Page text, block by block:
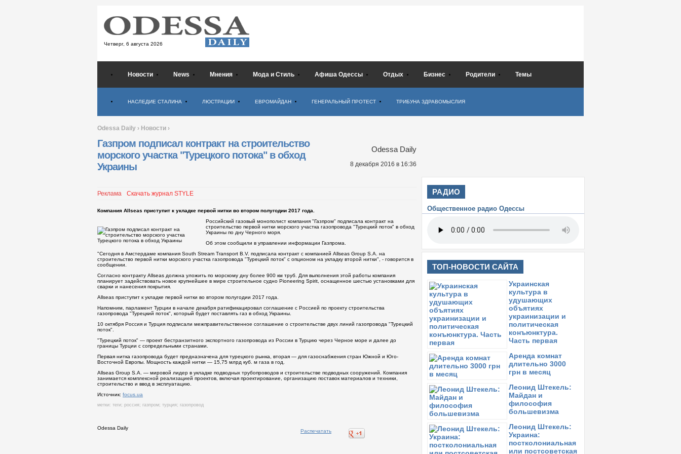
Четверг, 6 августа 2026
Новости News Мнения Мода и Стиль Афиша Одессы Отдых Бизнес Родители Темы
НАСЛЕДИЕ СТАЛИНА ЛЮСТРАЦИИ ЕВРОМАЙДАН ГЕНЕРАЛЬНЫЙ ПРОТЕСТ ТРИБУНА ЗДРАВОМЫСЛИЯ
Odessa Daily › Новости ›
Газпром подписал контракт на строительство
морского участка "Турецкого потока" в обход
Украины
Odessa Daily
8 декабря 2016 в 16:36
Реклама Скачать журнал STYLE
Компания Allseas приступит к укладке первой нитки во втором полугодии 2017 года.
Российский газовый монополист компания "Газпром" подписала контракт на
строительство первой нитки морского участка газопровода "Турецкий поток" в обход
Украины по дну Черного моря.
Об этом сообщили в управлении информации Газпрома.
"Сегодня в Амстердаме компания South Stream Transport B.V. подписала контракт с компанией Allseas Group S.A. на
строительство первой нитки морского участка газопровода "Турецкий поток" с опционом на укладку второй нитки", - говорится в
сообщении.
Согласно контракту Allseas должна уложить по морскому дну более 900 км труб. Для выполнения этой работы компания
планирует задействовать новое крупнейшее в мире строительное судно Pioneering Spirit, оснащенное шестью установками для
сварки и нанесения покрытия.
Allseas приступит к укладке первой нитки во втором полугодии 2017 года.
Напомним, парламент Турции в начале декабря ратификацировал соглашение с Россией по проекту строительства
газопровода "Турецкий поток", который будет поставлять газ в обход Украины.
10 октября Россия и Турция подписали межправительственное соглашение о строительстве двух линий газопровода "Турецкий
поток".
"Турецкий поток" — проект бестранзитного экспортного газопровода из России в Турцию через Черное море и далее до
границы Турции с сопредельными странами.
Первая нитка газопровода будет предназначена для турецкого рынка, вторая — для газоснабжения стран Южной и Юго-
Восточной Европы. Мощность каждой нитки — 15,75 млрд куб. м газа в год.
Allseas Group S.A. — мировой лидер в укладке подводных трубопроводов и строительстве подводных сооружений. Компания
занимается комплексной реализацией проектов, включая проектирование, организацию поставок материалов и техники,
строительство и ввод в эксплуатацию.
Источник: focus.ua
метки: теги; россия ; газпром; турция ; газопровод
Odessa Daily
РАДИО
Общественное радио Одессы
ТОП-НОВОСТИ САЙТА
Украинская
культура в
удушающих
объятиях
украинизации и
политическая
конъюнктура.
Часть первая
Аренда комнат
длительно 3000
грн в месяц
Леонид Штекель:
Майдан и
философия
большевизма
Леонид Штекель:
Украина:
постколониальная
или постсоветская